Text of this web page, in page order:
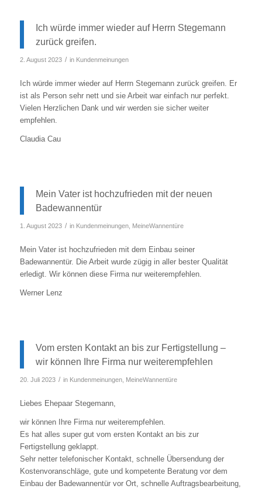
Ich würde immer wieder auf Herrn Stegemann
zurück greifen.
2. August 2023 / in Kundenmeinungen
Ich würde immer wieder auf Herrn Stegemann zurück greifen. Er
ist als Person sehr nett und sie Arbeit war einfach nur perfekt.
Vielen Herzlichen Dank und wir werden sie sicher weiter
empfehlen.
Claudia Cau
Mein Vater ist hochzufrieden mit der neuen
Badewannentür
1. August 2023 / in Kundenmeinungen, MeineWannentüre
Mein Vater ist hochzufrieden mit dem Einbau seiner
Badewannentür. Die Arbeit wurde zügig in aller bester Qualität
erledigt. Wir können diese Firma nur weiterempfehlen.
Werner Lenz
Vom ersten Kontakt an bis zur Fertigstellung –
wir können Ihre Firma nur weiterempfehlen
20. Juli 2023 / in Kundenmeinungen, MeineWannentüre
Liebes Ehepaar Stegemann,
wir können Ihre Firma nur weiterempfehlen.
Es hat alles super gut vom ersten Kontakt an bis zur
Fertigstellung geklappt.
Sehr netter telefonischer Kontakt, schnelle Übersendung der
Kostenvoranschläge, gute und kompetente Beratung vor dem
Einbau der Badewannentür vor Ort, schnelle Auftragsbearbeitung,